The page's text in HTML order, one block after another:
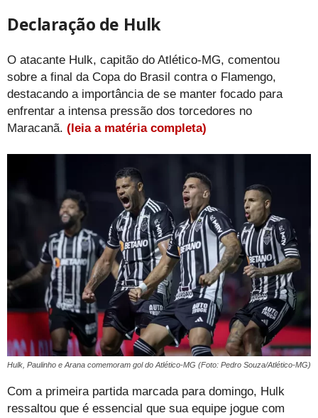
Declaração de Hulk
O atacante Hulk, capitão do Atlético-MG, comentou
sobre a final da Copa do Brasil contra o Flamengo,
destacando a importância de se manter focado para
enfrentar a intensa pressão dos torcedores no
Maracanã. (leia a matéria completa)
Hulk, Paulinho e Arana comemoram gol do Atlético-MG (Foto: Pedro Souza/Atlético-MG)
Com a primeira partida marcada para domingo, Hulk
ressaltou que é essencial que sua equipe jogue com